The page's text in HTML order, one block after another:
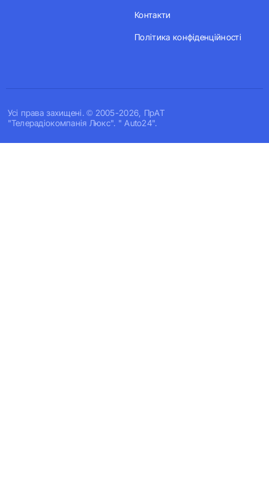
Усi права захищенi. © 2005-2026, ПрАТ
"Телерадіокомпанія Люкс". " Auto24".
Контакти
Політика конфіденційності